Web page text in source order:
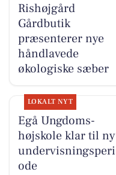
Rishøjgård
Gårdbutik
præsenterer nye
håndlavede
økologiske sæber
LOKALT NYT
Egå Ungdoms-
højskole klar til ny
undervisningsperi
ode